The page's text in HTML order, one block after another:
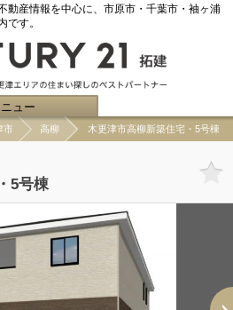
動産情報を中心に、市原市・千葉市・袖ヶ浦
です。
ュー
市 高柳 木更津市高柳新築住宅・5号棟
5号棟